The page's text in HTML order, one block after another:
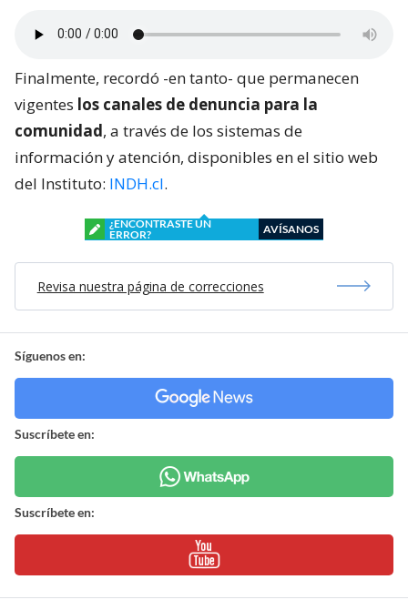
Finalmente, recordó -en tanto- que permanecen
vigentes los canales de denuncia para la
comunidad, a través de los sistemas de
información y atención, disponibles en el sitio web
del Instituto: INDH.cl.
¿ENCONTRASTE UN
ERROR?
AVÍSANOS
Revisa nuestra página de correcciones
Síguenos en:
Suscríbete en:
Suscríbete en: